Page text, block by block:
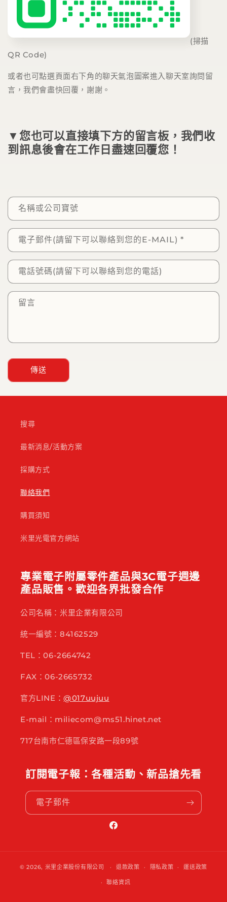
(掃描
QR Code)
或者也可點選頁面右下角的聊天氣泡圖案進入聊天室詢問留
言，我們會盡快回覆，謝謝。
▼您也可以直接填下方的留言板，我們收
到訊息後會在工作日盡速回覆您！
留
言
板
名稱或公司寶號
電子郵件(請留下可以聯絡到您的E-MAIL) *
電話號碼(請留下可以聯絡到您的電話)
留言
傳送
搜尋
最新消息/活動方案
採購方式
聯絡我們
購買須知
米里光電官方網站
專業電子附屬零件產品與3C電子週邊
產品販售。歡迎各界批發合作
公司名稱：米里企業有限公司
統一編號：84162529
TEL：06-2664742
FAX：06-2665732
官方LINE：@017uujuu
E-mail：miliecom@ms51.hinet.net
717台南市仁德區保安路一段89號
訂閱電子報：各種活動、新品搶先看
電子郵件
Facebook
© 2026, 米里企業股份有限公司 退款政策 隱私政策 運送政策
聯絡資訊